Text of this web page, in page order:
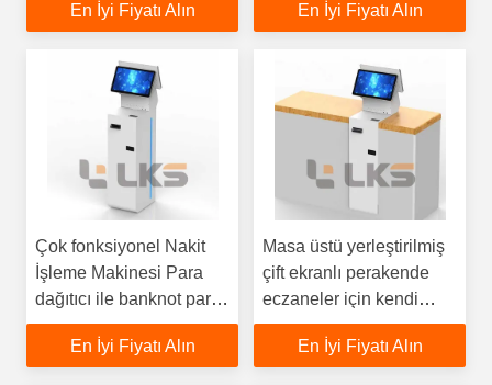
Ödemesi
En İyi Fiyatı Alın
Otomatik Ödeme
En İyi Fiyatı Alın
Çok fonksiyonel Nakit
İşleme Makinesi Para
dağıtıcı ile banknot para
alıcısı
En İyi Fiyatı Alın
Masa üstü yerleştirilmiş
çift ekranlı perakende
eczaneler için kendi
kendine hizmet kiosku
En İyi Fiyatı Alın